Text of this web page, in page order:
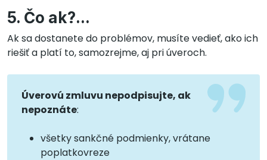
5. Čo ak?...
Ak sa dostanete do problémov, musíte vedieť, ako ich
riešiť a platí to, samozrejme, aj pri úveroch.
Úverovú zmluvu nepodpisujte, ak
nepoznáte:
všetky sankčné podmienky, vrátane
poplatkovreze